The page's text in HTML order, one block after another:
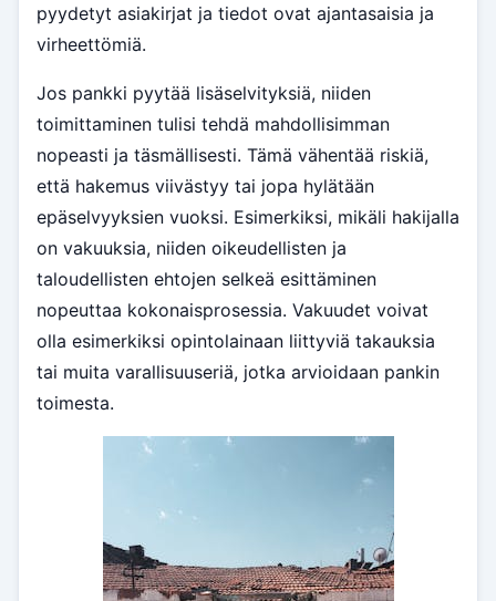
pyydetyt asiakirjat ja tiedot ovat ajantasaisia ja
virheettömiä.
Jos pankki pyytää lisäselvityksiä, niiden
toimittaminen tulisi tehdä mahdollisimman
nopeasti ja täsmällisesti. Tämä vähentää riskiä,
että hakemus viivästyy tai jopa hylätään
epäselvyyksien vuoksi. Esimerkiksi, mikäli hakijalla
on vakuuksia, niiden oikeudellisten ja
taloudellisten ehtojen selkeä esittäminen
nopeuttaa kokonaisprosessia. Vakuudet voivat
olla esimerkiksi opintolainaan liittyviä takauksia
tai muita varallisuuseriä, jotka arvioidaan pankin
toimesta.